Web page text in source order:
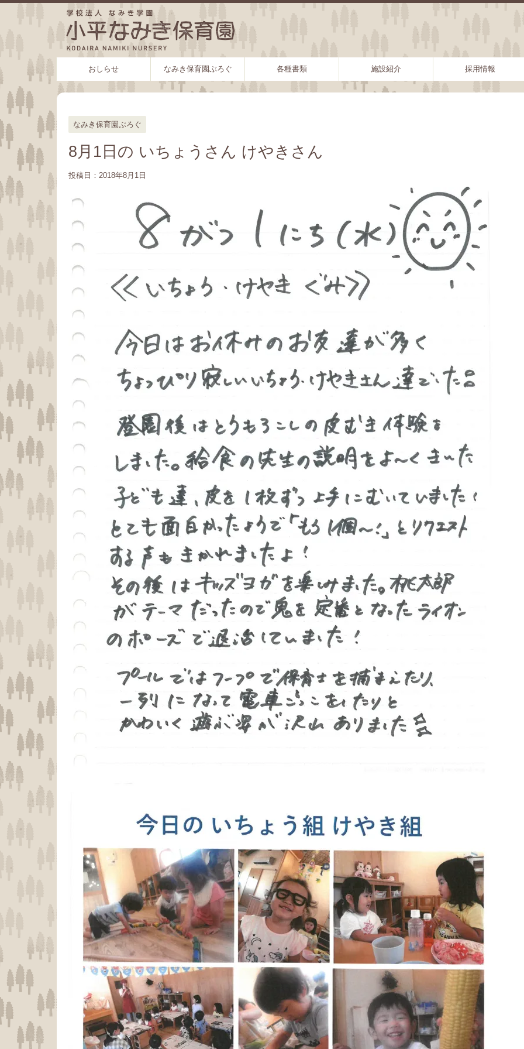
おしらせ なみき保育園ぶろぐ 各種書類 施設紹介 採用情報
なみき保育園ぶろぐ
8月1日の いちょうさん けやきさん
投稿日： 2018年8月1日